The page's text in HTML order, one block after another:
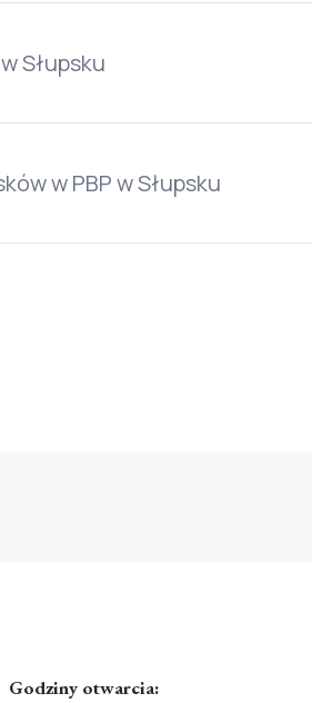
Słupsku
w PBP w Słupsku
Godziny otwarcia: